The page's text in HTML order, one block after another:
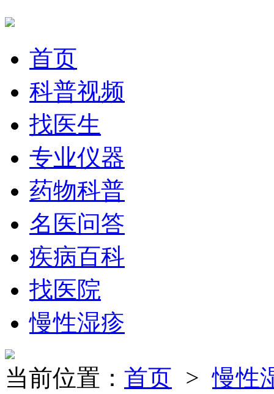
首页
科普视频
找医生
专业仪器
药物科普
名医问答
疾病百科
找医院
慢性湿疹
当前位置： 首页 > 慢性